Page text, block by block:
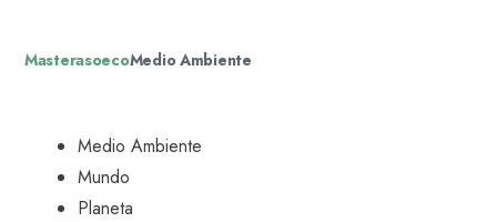
MasterasoecoMedio Ambiente
Medio Ambiente
Mundo
Planeta